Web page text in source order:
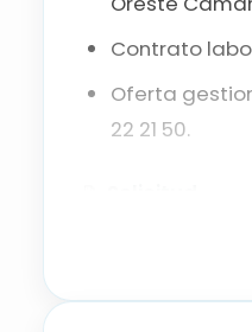
Contrato
Oferta
22 21 50.
Para